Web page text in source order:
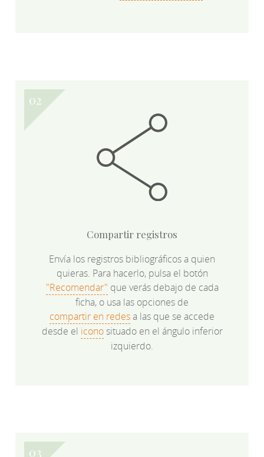
Compartir registros
Envía los registros bibliográficos a quien
quieras. Para hacerlo, pulsa el botón
"Recomendar" que verás debajo de cada
ficha, o usa las opciones de
compartir en redesa las que se accede
desde el iconosituado en el ángulo inferior
izquierdo.